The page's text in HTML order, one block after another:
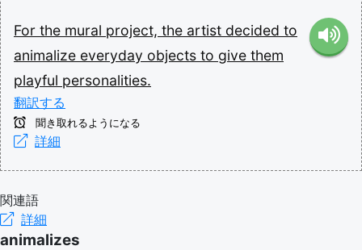
For the mural project, the artist decided to
animalize everyday objects to give them
playful personalities.
翻訳する
聞き取れるようになる
詳細
関連語
詳細
animalizes